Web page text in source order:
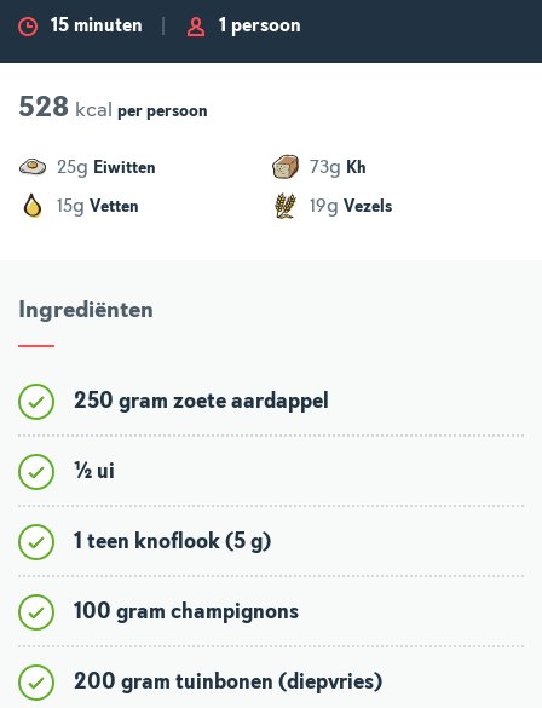
15 minuten 1 persoon
528 kcal per persoon
25g Eiwitten 73g Kh
15g Vetten 19g Vezels
Ingrediënten
250 gram zoete aardappel
½ ui
1 teen knoflook (5 g)
100 gram champignons
200 gram tuinbonen (diepvries)